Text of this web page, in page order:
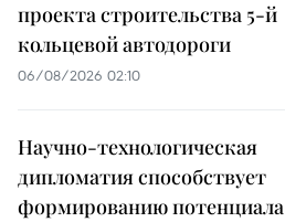
проекта строительства 5-й
кольцевой автодороги
06/08/2026 02:10
Научно-технологическая
дипломатия способствует
формированию потенциала